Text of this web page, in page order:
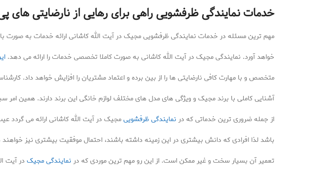
خدمات نمایندگی ظرفشویی راهی برای رهایی از نارضایتی های
مهم ترین مسئله در خدمات نمایندگی ظرفشویی مجیک در آیت الله کاشانی ارائه خدمات به صورت
خواهد آورد. نمایندگی مجیک در آیت الله کاشانی به صورت کاملا تخصصی خدمات را ارائه می دهد.
متخصص و با مهارت کافی نارضایتی ها را از بین برده و اعتماد مشتریان را افزایش خواهد داد.
آشنایی کاملی با برند مجیک و ویژگی های مدل های مختلف لوازم خانگی این برند دارند. همین
از جمله ضروری ترین خدماتی که در نمایندگی ظرفشوییمجیک در آیت الله کاشانی ارائه می
باشد لذا افرادی که دانش بیشتری در این زمینه داشته باشند، احتمال موفقیت بیشتری نیز
تعمیر آن بسیار سخت و غیر ممکن است. از این رو مهم ترین موردی که در نمایندگی مجیک در آیت